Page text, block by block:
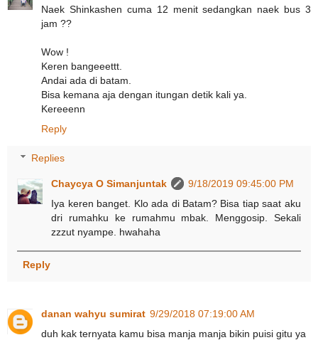
Naek Shinkashen cuma 12 menit sedangkan naek bus 3
jam ??
Wow !
Keren bangeeettt.
Andai ada di batam.
Bisa kemana aja dengan itungan detik kali ya.
Kereeenn
Reply
Replies
Chaycya O Simanjuntak
9/18/2019 09:45:00 PM
Iya keren banget. Klo ada di Batam? Bisa tiap saat aku
dri rumahku ke rumahmu mbak. Menggosip. Sekali
zzzut nyampe. hwahaha
Reply
danan wahyu sumirat 9/29/2018 07:19:00 AM
duh kak ternyata kamu bisa manja manja bikin puisi gitu ya